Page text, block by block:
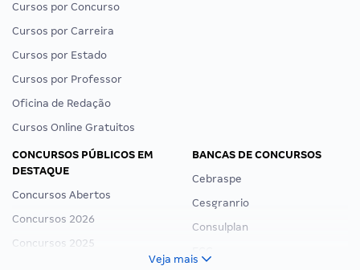
Cursos por Concurso
Cursos por Carreira
Cursos por Estado
Cursos por Professor
Oficina de Redação
Cursos Online Gratuitos
CONCURSOS PÚBLICOS EM
DESTAQUE
Concursos Abertos
Concursos 2026
Concursos 2025
BANCAS DE CONCURSOS
Cebraspe
Cesgranrio
Consulplan
Veja mais